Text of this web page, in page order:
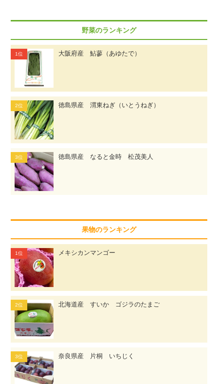
野菜のランキング
大阪府産 鮎蓼（あゆたで）
徳島県産 渭東ねぎ（いとうねぎ）
徳島県産 なると金時 松茂美人
果物のランキング
メキシカンマンゴー
北海道産 すいか ゴジラのたまご
奈良県産 片桐 いちじく